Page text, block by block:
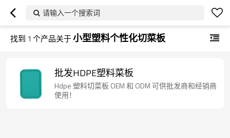
请输入一个搜索词
找到 1 个产品关于小型塑料个性化切菜板
批发HDPE塑料菜板
Hdpe 塑料切菜板 OEM 和 ODM 可供批发商和经销商
使用！